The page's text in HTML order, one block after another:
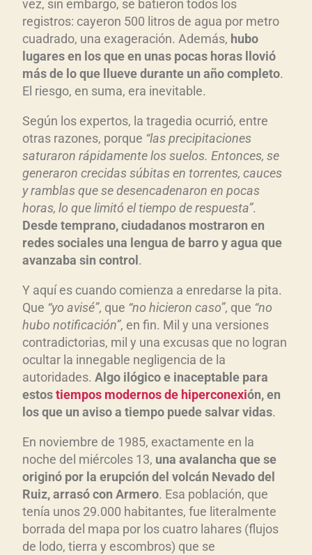
vez, sin embargo, se batieron todos los
registros: cayeron 500 litros de agua por metro
cuadrado, una exageración. Además, hubo
lugares en los que en unas pocas horas llovió
más de lo que llueve durante un año completo.
El riesgo, en suma, era inevitable.
Según los expertos, la tragedia ocurrió, entre
otras razones, porque “las precipitaciones
saturaron rápidamente los suelos. Entonces, se
generaron crecidas súbitas en torrentes, cauces
y ramblas que se desencadenaron en pocas
horas, lo que limitó el tiempo de respuesta”.
Desde temprano, ciudadanos mostraron en
redes sociales una lengua de barro y agua que
avanzaba sin control .
Y aquí es cuando comienza a enredarse la pita.
Que “yo avisé”, que “no hicieron caso”, que “no
hubo notificación”, en fin. Mil y una versiones
contradictorias, mil y una excusas que no logran
ocultar la innegable negligencia de la
autoridades. Algo il ógico e inaceptable para
estostiempos modernos de hiperconexión, en
los que un aviso a tiempo puede salvar vidas.
En noviembre de 1985, exactamente en la
noche del miércoles 13, una avalancha que se
originó por la erupción del volcán Nevado del
Ruiz, arrasó con Armero. Esa población, que
tenía unos 29.000 habitantes, fue literalmente
borrada del mapa por los cuatro lahares (flujos
de lodo, tierra y escombros) que se